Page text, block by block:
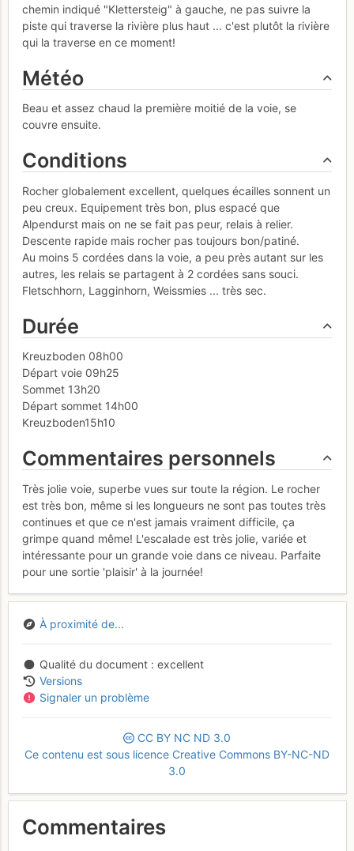
chemin indiqué "Klettersteig" à gauche, ne pas suivre la
piste qui traverse la rivière plus haut ... c'est plutôt la rivière
qui la traverse en ce moment!
Météo
Beau et assez chaud la première moitié de la voie, se
couvre ensuite.
Conditions
Rocher globalement excellent, quelques écailles sonnent un
peu creux. Equipement très bon, plus espacé que
Alpendurst mais on ne se fait pas peur, relais à relier.
Descente rapide mais rocher pas toujours bon/patiné.
Au moins 5 cordées dans la voie, a peu près autant sur les
autres, les relais se partagent à 2 cordées sans souci.
Fletschhorn, Lagginhorn, Weissmies ... très sec.
Durée
Kreuzboden 08h00
Départ voie 09h25
Sommet 13h20
Départ sommet 14h00
Kreuzboden15h10
Commentaires personnels
Très jolie voie, superbe vues sur toute la région. Le rocher
est très bon, même si les longueurs ne sont pas toutes très
continues et que ce n'est jamais vraiment difficile, ça
grimpe quand même! L'escalade est très jolie, variée et
intéressante pour un grande voie dans ce niveau. Parfaite
pour une sortie 'plaisir' à la journée!
À proximité de...
Qualité du document
excellent
Versions
Signaler un problème
CC BY NC ND 3.0
Ce contenu est sous licence Creative Commons BY-NC-ND
3.0
Commentaires